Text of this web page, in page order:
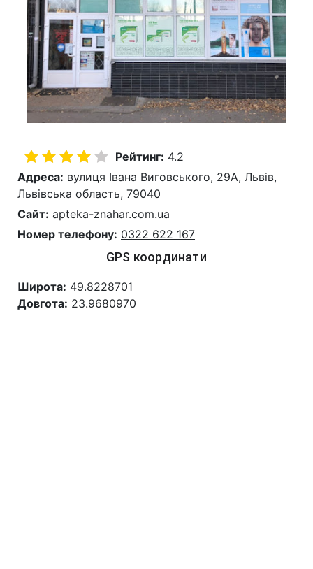
Рейтинг: 4.2
Адреса: вулиця Івана Виговського, 29А, Львів,
Львівська область, 79040
Сайт: apteka-znahar.com.ua
Номер телефону: 0322 622 167
GPS координати
Широта: 49.8228701
Довгота: 23.9680970